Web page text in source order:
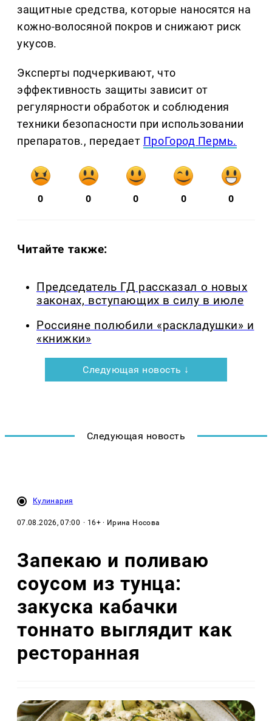
защитные средства, которые наносятся на
кожно-волосяной покров и снижают риск
укусов.
Эксперты подчеркивают, что
эффективность защиты зависит от
регулярности обработок и соблюдения
техники безопасности при использовании
препаратов., передает ПроГород Пермь.
0 0 0 0 0
Читайте также:
Председатель ГД рассказал о новых
законах, вступающих в силу в июле
Россияне полюбили «раскладушки» и
«книжки»
Следующая новость ↓
Следующая новость
Кулинария
07.08.2026, 07:00 · 16+ · Ирина Носова
Запекаю и поливаю
соусом из тунца:
закуска кабачки
тоннато выглядит как
ресторанная